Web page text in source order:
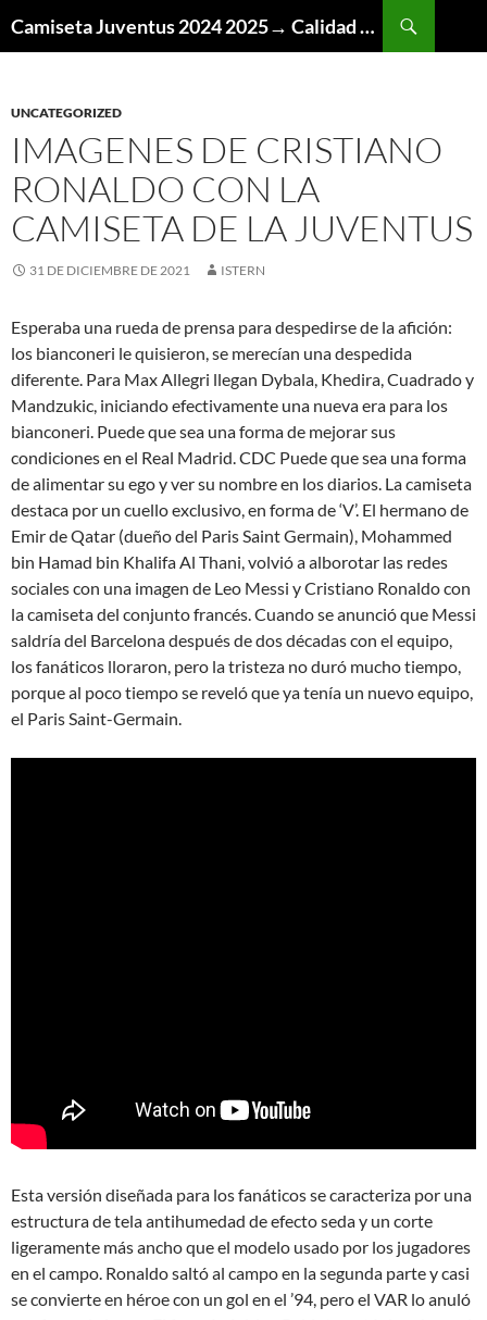
Camiseta Juventus 2024 2025→ Calidad Thai AAA
UNCATEGORIZED
IMAGENES DE CRISTIANO
RONALDO CON LA
CAMISETA DE LA JUVENTUS
31 DE DICIEMBRE DE 2021 ISTERN
Esperaba una rueda de prensa para despedirse de la afición:
los bianconeri le quisieron, se merecían una despedida
diferente. Para Max Allegri llegan Dybala, Khedira, Cuadrado y
Mandzukic, iniciando efectivamente una nueva era para los
bianconeri. Puede que sea una forma de mejorar sus
condiciones en el Real Madrid. CDC Puede que sea una forma
de alimentar su ego y ver su nombre en los diarios. La camiseta
destaca por un cuello exclusivo, en forma de ‘V’. El hermano de
Emir de Qatar (dueño del Paris Saint Germain), Mohammed
bin Hamad bin Khalifa Al Thani, volvió a alborotar las redes
sociales con una imagen de Leo Messi y Cristiano Ronaldo con
la camiseta del conjunto francés. Cuando se anunció que Messi
saldría del Barcelona después de dos décadas con el equipo,
los fanáticos lloraron, pero la tristeza no duró mucho tiempo,
porque al poco tiempo se reveló que ya tenía un nuevo equipo,
el Paris Saint-Germain.
Esta versión diseñada para los fanáticos se caracteriza por una
estructura de tela antihumedad de efecto seda y un corte
ligeramente más ancho que el modelo usado por los jugadores
en el campo. Ronaldo saltó al campo en la segunda parte y casi
se convierte en héroe con un gol en el ’94, pero el VAR lo anuló